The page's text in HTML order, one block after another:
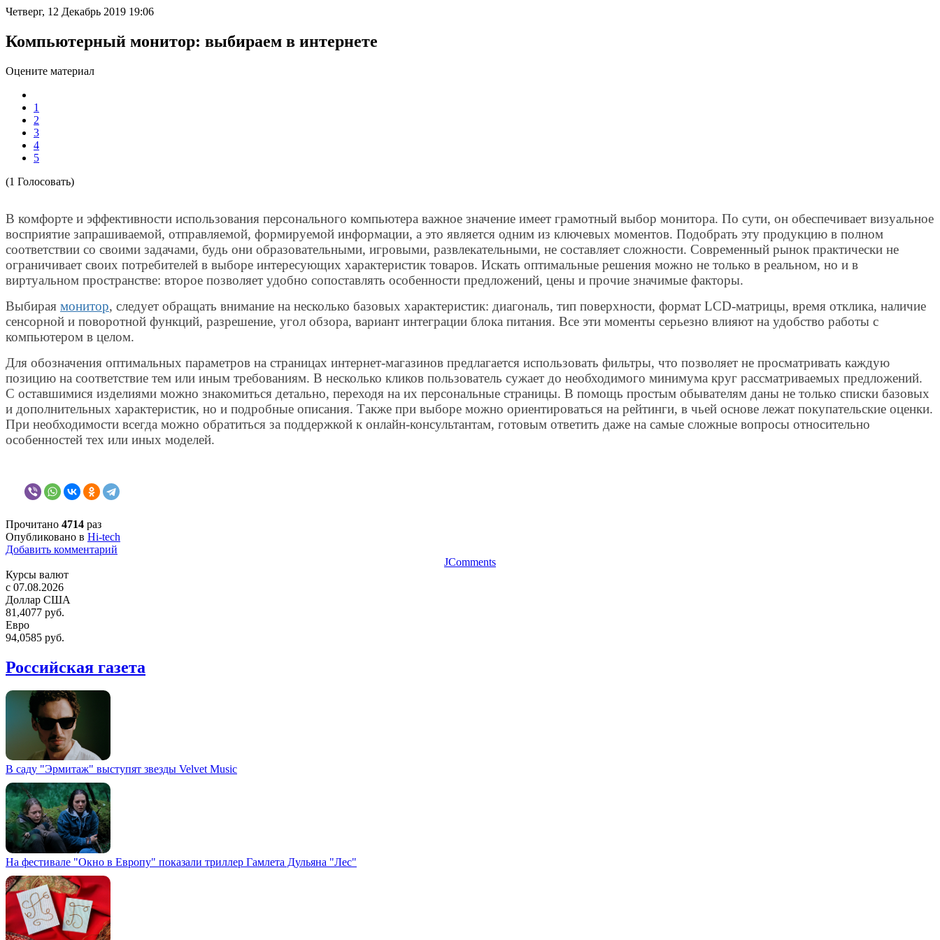
Четверг, 12 Декабрь 2019 19:06
Компьютерный монитор: выбираем в интернете
Оцените материал
1
2
3
4
5
(1 Голосовать)
В комфорте и эффективности использования персонального компьютера важное значение имеет грамотный выбор монитора. По сути, он обеспечивает визуальное
восприятие запрашиваемой, отправляемой, формируемой информации, а это является одним из ключевых моментов. Подобрать эту продукцию в полном
соответствии со своими задачами, будь они образовательными, игровыми, развлекательными, не составляет сложности. Современный рынок практически не
ограничивает своих потребителей в выборе интересующих характеристик товаров. Искать оптимальные решения можно не только в реальном, но и в
виртуальном пространстве: второе позволяет удобно сопоставлять особенности предложений, цены и прочие значимые факторы.
Выбирая монитор, следует обращать внимание на несколько базовых характеристик: диагональ, тип поверхности, формат LCD-матрицы, время отклика, наличие
сенсорной и поворотной функций, разрешение, угол обзора, вариант интеграции блока питания. Все эти моменты серьезно влияют на удобство работы с
компьютером в целом.
Для обозначения оптимальных параметров на страницах интернет-магазинов предлагается использовать фильтры, что позволяет не просматривать каждую
позицию на соответствие тем или иным требованиям. В несколько кликов пользователь сужает до необходимого минимума круг рассматриваемых предложений.
С оставшимися изделиями можно знакомиться детально, переходя на их персональные страницы. В помощь простым обывателям даны не только списки базовых
и дополнительных характеристик, но и подробные описания. Также при выборе можно ориентироваться на рейтинги, в чьей основе лежат покупательские оценки.
При необходимости всегда можно обратиться за поддержкой к онлайн-консультантам, готовым ответить даже на самые сложные вопросы относительно
особенностей тех или иных моделей.
Прочитано 4714 раз
Опубликовано в Hi-tech
Добавить комментарий
JComments
Курсы валют
c 07.08.2026
Доллар США
81,4077 руб.
Евро
94,0585 руб.
Российская газета
В саду "Эрмитаж" выступят звезды Velvet Music
На фестивале "Окно в Европу" показали триллер Гамлета Дульяна "Лес"